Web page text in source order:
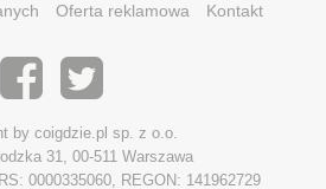
Oferta reklamowa Kontakt
by coigdzie.pl sp. z o.o.
31, 00-511 Warszawa
0000335060, REGON: 141962729